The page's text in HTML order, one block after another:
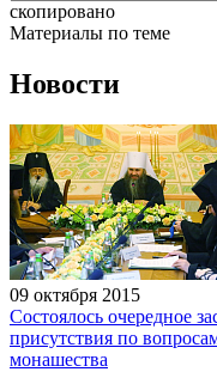
скопировано
Материалы по теме
Новости
09 октября 2015
Состоялось очередное
присутствия по
монашества